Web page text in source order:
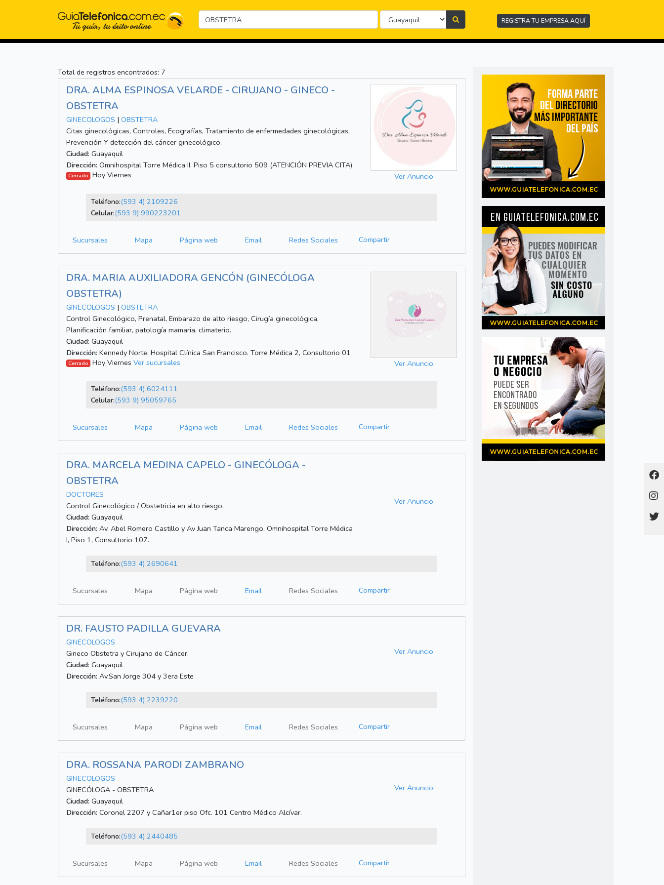
REGISTRA TU EMPRESA AQUÍ
Total de registros encontrados: 7
DRA. ALMA ESPINOSA VELARDE - CIRUJANO - GINECO -
OBSTETRA
GINECOLOGOS | OBSTETRA
Citas ginecológicas, Controles, Ecografías, Tratamiento de enfermedades ginecológicas,
Prevención Y detección del cáncer ginecológico.
Ciudad: Guayaquil
Dirección: Omnihospital Torre Médica II, Piso 5 consultorio 509 (ATENCIÓN PREVIA CITA)
Cerrado Hoy Viernes Ver Anuncio
Teléfono:(593 4) 2109226
Celular:(593 9) 990223201
Sucursales Mapa Página web Email Redes Sociales Compartir
DRA. MARIA AUXILIADORA GENCÓN (GINECÓLOGA
OBSTETRA)
GINECOLOGOS | OBSTETRA
Control Ginecológico, Prenatal, Embarazo de alto riesgo, Cirugía ginecológica,
Planificación familiar, patología mamaria, climaterio.
Ciudad: Guayaquil
Dirección: Kennedy Norte, Hospital Clínica San Francisco. Torre Médica 2, Consultorio 01
Cerrado Hoy Viernes Ver sucursales Ver Anuncio
Teléfono:(593 4) 6024111
Celular:(593 9) 95059765
Sucursales Mapa Página web Email Redes Sociales Compartir
DRA. MARCELA MEDINA CAPELO - GINECÓLOGA -
OBSTETRA
DOCTORES
Control Ginecológico / Obstetricia en alto riesgo.
Ciudad: Guayaquil
Dirección: Av. Abel Romero Castillo y Av Juan Tanca Marengo, Omnihospital Torre Médica
I, Piso 1, Consultorio 107.
Ver Anuncio
Teléfono:(593 4) 2690641
Sucursales Mapa Página web Email Redes Sociales Compartir
DR. FAUSTO PADILLA GUEVARA
GINECOLOGOS
Gineco Obstetra y Cirujano de Cáncer.
Ciudad: Guayaquil
Dirección: Av.San Jorge 304 y 3era Este
Ver Anuncio
Teléfono:(593 4) 2239220
Sucursales Mapa Página web Email Redes Sociales Compartir
DRA. ROSSANA PARODI ZAMBRANO
GINECOLOGOS
GINECÓLOGA - OBSTETRA
Ciudad: Guayaquil
Dirección: Coronel 2207 y Cañar1er piso Ofc. 101 Centro Médico Alcívar.
Ver Anuncio
Teléfono:(593 4) 2440485
Sucursales Mapa Página web Email Redes Sociales Compartir